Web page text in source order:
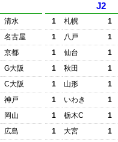
清水
名古屋
京都
G大阪
C大阪
神戸
岡山
広島
J2
1 札幌
1
1
八戸
1
1
仙台
1
1
秋田
1
1
山形
1
1
いわき
1
1
栃木C
1
1
大宮
1